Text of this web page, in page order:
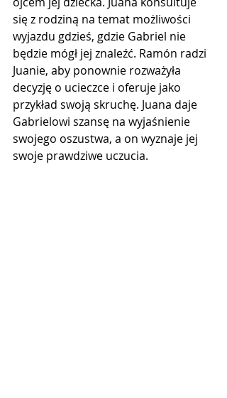
się z rodziną na temat możliwości
wyjazdu gdzieś, gdzie Gabriel nie
będzie mógł jej znaleźć. Ramón radzi
Juanie, aby ponownie rozważyła
decyzję o ucieczce i oferuje jako
przykład swoją skruchę. Juana daje
Gabrielowi szansę na wyjaśnienie
swojego oszustwa, a on wyznaje jej
swoje prawdziwe uczucia.